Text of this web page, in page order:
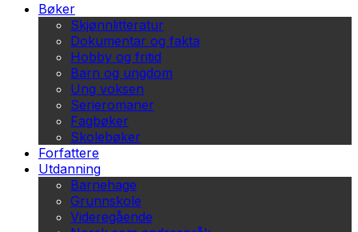
Bøker
Skjønnlitteratur
Dokumentar og fakta
Hobby og fritid
Barn og ungdom
Ung voksen
Serieromaner
Fagbøker
Skolebøker
Forfattere
Utdanning
Barnehage
Grunnskole
Videregående